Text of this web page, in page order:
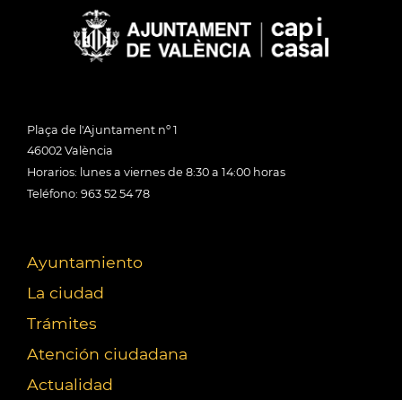
Plaça de l'Ajuntament nº 1
46002 València
Horarios: lunes a viernes de 8:30 a 14:00 horas
Teléfono: 963 52 54 78
Ayuntamiento
La ciudad
Trámites
Atención ciudadana
Actualidad